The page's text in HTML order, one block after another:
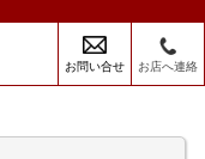
お問い合せ お店へ連絡